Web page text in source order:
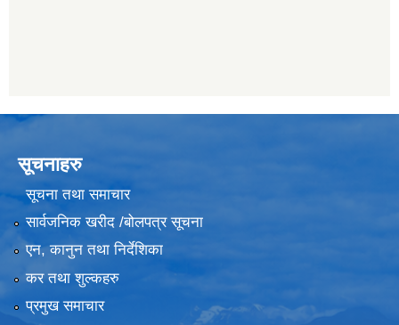
सूचनाहरु
सूचना तथा समाचार
सार्वजनिक खरीद /बोलपत्र सूचना
एन, कानुन तथा निर्देशिका
कर तथा शुल्कहरु
प्रमुख समाचार